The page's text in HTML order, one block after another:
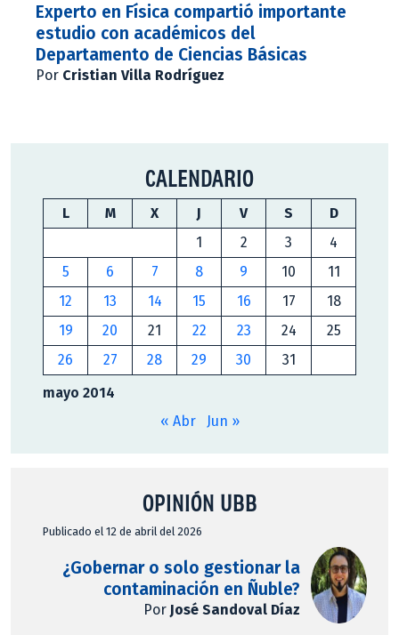
Experto en Física compartió importante
estudio con académicos del
Departamento de Ciencias Básicas
Por Cristian Villa Rodríguez
CALENDARIO
mayo 2014
L M X J V S
D
1
2 3
4
5
6 7 8 9 10
11
12
13 14 15 16 17
18
19
20 21 22 23 24
25
26
27 28 29 30 31
« Abr Jun »
OPINIÓN UBB
Publicado el 12 de abril del 2026
¿Gobernar o solo gestionar la
contaminación en Ñuble?
Por José Sandoval Díaz